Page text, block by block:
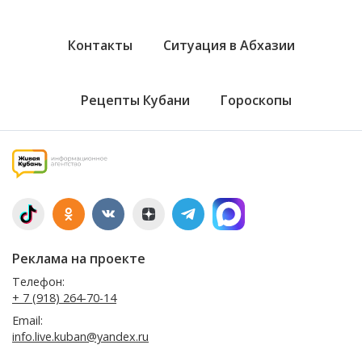
Контакты Ситуация в Абхазии
Рецепты Кубани Гороскопы
Реклама на проекте
Телефон:
+ 7 (918) 264-70-14
Email:
info.live.kuban@yandex.ru